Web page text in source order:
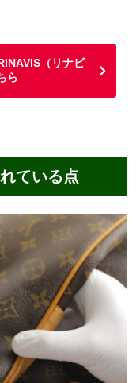
（リナビ
ら
ている点